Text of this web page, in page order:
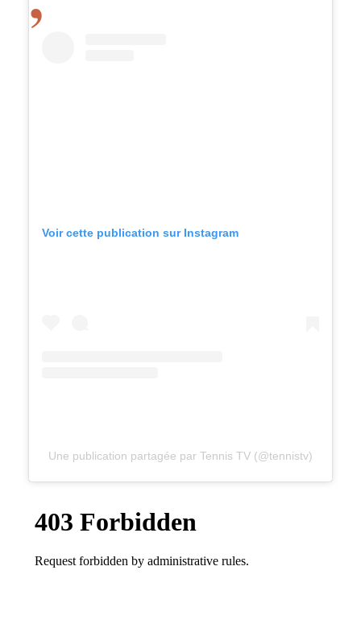
Voir cette publication sur Instagram
Une publication partagée par Tennis TV (@tennistv)